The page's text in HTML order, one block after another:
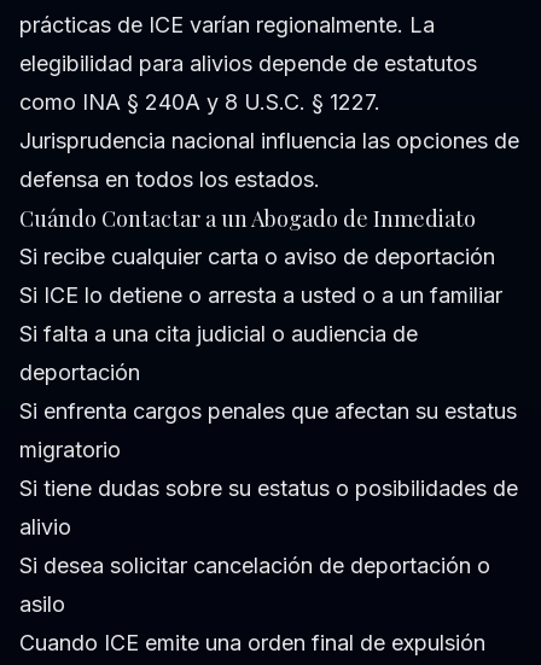
prácticas de ICE varían regionalmente. La
elegibilidad para alivios depende de estatutos
como INA § 240A y 8 U.S.C. § 1227.
Jurisprudencia nacional influencia las opciones de
defensa en todos los estados.
Cuándo Contactar a un Abogado de Inmediato
Si recibe cualquier carta o aviso de deportación
Si ICE lo detiene o arresta a usted o a un familiar
Si falta a una cita judicial o audiencia de
deportación
Si enfrenta cargos penales que afectan su estatus
migratorio
Si tiene dudas sobre su estatus o posibilidades de
alivio
Si desea solicitar cancelación de deportación o
asilo
Cuando ICE emite una orden final de expulsión